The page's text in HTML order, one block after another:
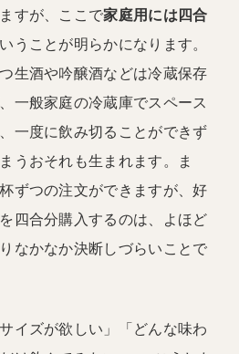
すが、ここで家庭用には四合
うことが明らかになります。
生酒や吟醸酒などは冷蔵保存
一般家庭の冷蔵庫でスペース
一度に飲み切ることができず
うおそれも生まれます。ま
ずつの注文ができますが、好
四合分購入するのは、よほど
なかなか決断しづらいことで
イズが欲しい」「どんな味わ